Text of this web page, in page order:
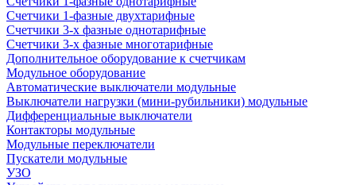
Счетчики 1-фазные двухтарифные
Счетчики 3-х фазные однотарифные
Счетчики 3-х фазные многотарифные
Дополнительное оборудование к счетчикам
Модульное оборудование
Автоматические выключатели модульные
Выключатели нагрузки (мини-рубильники) модульные
Дифференциальные выключатели
Контакторы модульные
Модульные переключатели
Пускатели модульные
УЗО